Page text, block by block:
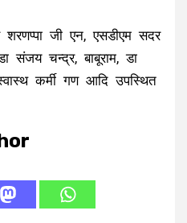
जी एन, एसडीएम सदर
संजय चन्द्र, बाबूराम, डा
कर्मी गण आदि उपस्थित